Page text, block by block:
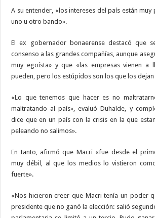
A su entender, «los intereses del país están
uno u otro bando».
El ex gobernador bonaerense destacó que
consenso a las grandes compañías, aunque
muy egoísta» y que «las empresas vienen a
pueden, pero los estúpidos son los que los
«Lo que tenemos que hacer es no
maltratando al país», evaluó Duhalde, y
dice que en un país con la crisis en la que
peleando no salimos».
En tanto, afirmó que Macri «fue desde el
muy débil, al que los medios lo vistieron
fuerte».
«Nos hicieron creer que Macri tenía un poder
presidente que no ganó la elección: salió